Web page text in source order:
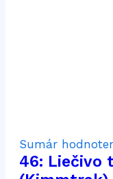
Sumár
46: Liečivo